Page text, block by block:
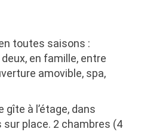
toutes saisons :
en famille, entre
amovible, spa,
gîte à l’étage, dans
place. 2 chambres (4